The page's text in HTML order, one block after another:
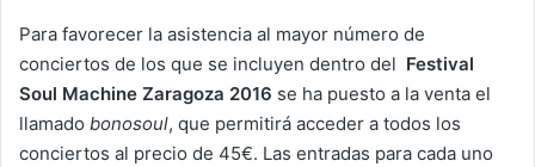
Para favorecer la asistencia al mayor número de
conciertos de los que se incluyen dentro del Festival
Soul Machine Zaragoza 2016 se ha puesto a la venta el
llamado bonosoul, que permitirá acceder a todos los
conciertos al precio de 45€. Las entradas para cada uno